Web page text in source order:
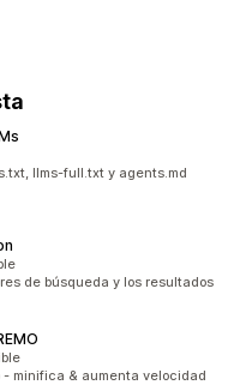
llms-full.txt y agents.md
de búsqueda y los resultados
- minifica & aumenta velocidad